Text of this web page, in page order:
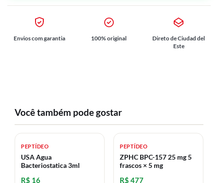
Envios com garantia 100% original
Direto de Ciudad del
Este
Você também pode gostar
PEPTÍDEO
USA Agua
Bacteriostatica 3ml
R$ 16
PEPTÍDEO
ZPHC BPC-157 25 mg 5
frascos × 5 mg
R$ 477